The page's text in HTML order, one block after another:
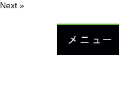
Next »
メニュー